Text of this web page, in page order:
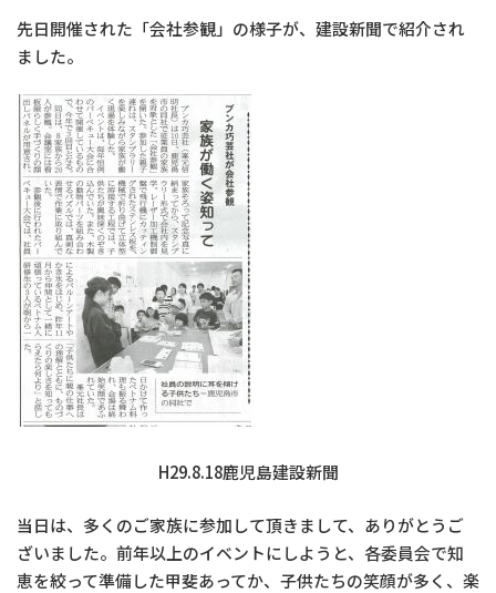
先日開催された「会社参観」の様子が、建設新聞で紹介され
ました。
H29.8.18鹿児島建設新聞
当日は、多くのご家族に参加して頂きまして、ありがとうご
ざいました。前年以上のイベントにしようと、各委員会で知
恵を絞って準備した甲斐あってか、子供たちの笑顔が多く、楽